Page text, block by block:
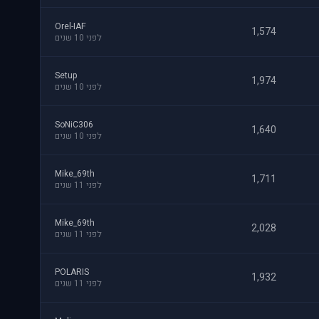
1,574
Orel-IAF
לפני 10 שנים
1,974
Setup
לפני 10 שנים
1,640
SoNiC306
לפני 10 שנים
1,711
Mike_69th
לפני 11 שנים
2,028
Mike_69th
לפני 11 שנים
1,932
POLARIS
לפני 11 שנים